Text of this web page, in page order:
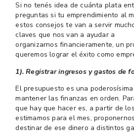
Si no tenés idea de cuánta plata
preguntas si tu emprendimiento al
estos consejos te van a servir
claves que nos van a ayudar a
organizarnos financieramente, un
queremos lograr el éxito como
1). Registrar ingresos y gastos de
El presupuesto es una
mantener las finanzas en orden.
que hay que hacer es, a partir de
estimamos para el mes,
destinar de ese dinero a distintos